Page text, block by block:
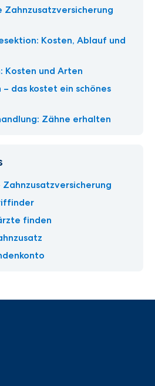
Zahnzusatzversicherung
Kosten, Ablauf und
Kosten und Arten
– das kostet ein schönes
Zähne erhalten
Zahnzusatzversicherung
finden